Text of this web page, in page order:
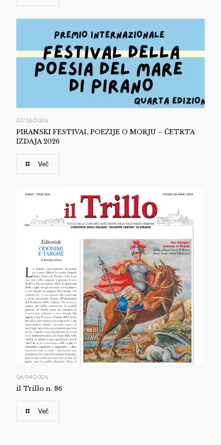
07/16/2026
PIRANSKI FESTIVAL POEZIJE O MORJU – ČETRTA
IZDAJA 2026
Več
06/04/2026
il Trillo n. 86
Več